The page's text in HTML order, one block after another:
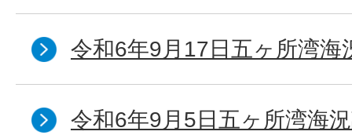
令和6年9月17日五ヶ所湾海
令和6年9月5日五ヶ所湾海